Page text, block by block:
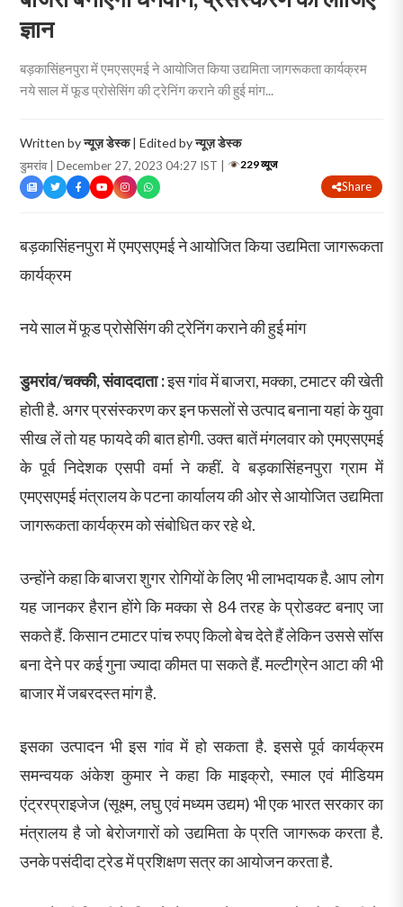
ज्ञान
बड़कासिंहनपुरा में एमएसएमई ने आयोजित किया उद्यमिता जागरूकता कार्यक्रम
नये साल में फूड प्रोसेसिंग की ट्रेनिंग कराने की हुई मांग...
Written byन्यूज़ डेस्क| Edited byन्यूज़ डेस्क
डुमरांव | December 27, 2023 04:27 IST | 229 व्यूज
Share
बड़कासिंहनपुरा में एमएसएमई ने आयोजित किया उद्यमिता जागरूकता
कार्यक्रम
नये साल में फूड प्रोसेसिंग की ट्रेनिंग कराने की हुई मांग
डुमरांव/चक्की, संवाददाता :इस गांव में बाजरा, मक्का, टमाटर की खेती
होती है. अगर प्रसंस्करण कर इन फसलों से उत्पाद बनाना यहां के युवा
सीख लें तो यह फायदे की बात होगी. उक्त बातें मंगलवार को एमएसएमई
के पूर्व निदेशक एसपी वर्मा ने कहीं. वे बड़कासिंहनपुरा ग्राम में
एमएसएमई मंत्रालय के पटना कार्यालय की ओर से आयोजित उद्यमिता
जागरूकता कार्यक्रम को संबोधित कर रहे थे.
उन्होंने कहा कि बाजरा शुगर रोगियों के लिए भी लाभदायक है. आप लोग
यह जानकर हैरान होंगे कि मक्का से 84 तरह के प्रोडक्ट बनाए जा
सकते हैं. किसान टमाटर पांच रुपए किलो बेच देते हैं लेकिन उससे सॉस
बना देने पर कई गुना ज्यादा कीमत पा सकते हैं. मल्टीग्रेन आटा की भी
बाजार में जबरदस्त मांग है.
इसका उत्पादन भी इस गांव में हो सकता है. इससे पूर्व कार्यक्रम
समन्वयक अंकेश कुमार ने कहा कि माइक्रो, स्माल एवं मीडियम
एंट्ररप्राइजेज (सूक्ष्म, लघु एवं मध्यम उद्यम) भी एक भारत सरकार का
मंत्रालय है जो बेरोजगारों को उद्यमिता के प्रति जागरूक करता है.
उनके पसंदीदा ट्रेड में प्रशिक्षण सत्र का आयोजन करता है.